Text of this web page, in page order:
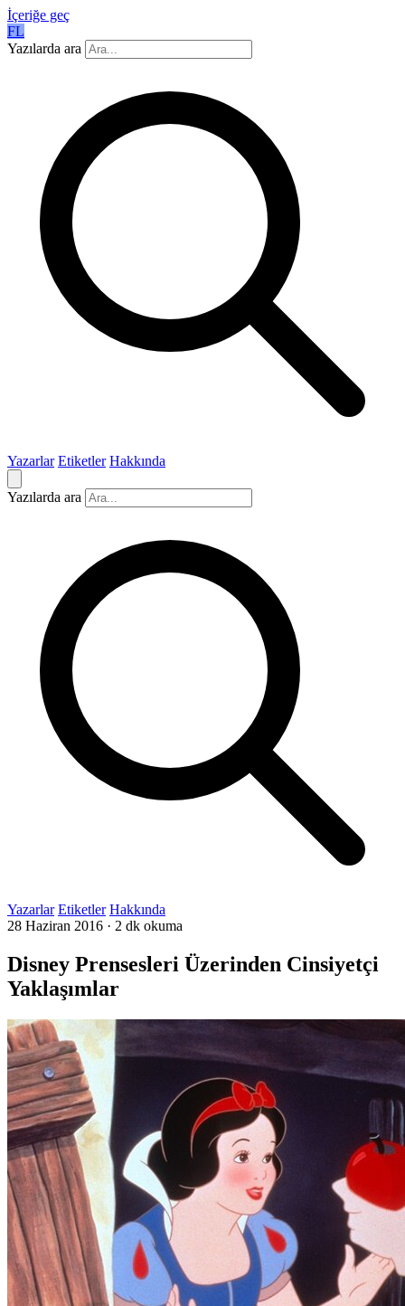
İçeriğe geç
FL
Yazılarda ara
Yazarlar Etiketler Hakkında
Yazılarda ara
Yazarlar Etiketler Hakkında
28 Haziran 2016 · 2 dk okuma
Disney Prensesleri Üzerinden Cinsiyetçi
Yaklaşımlar